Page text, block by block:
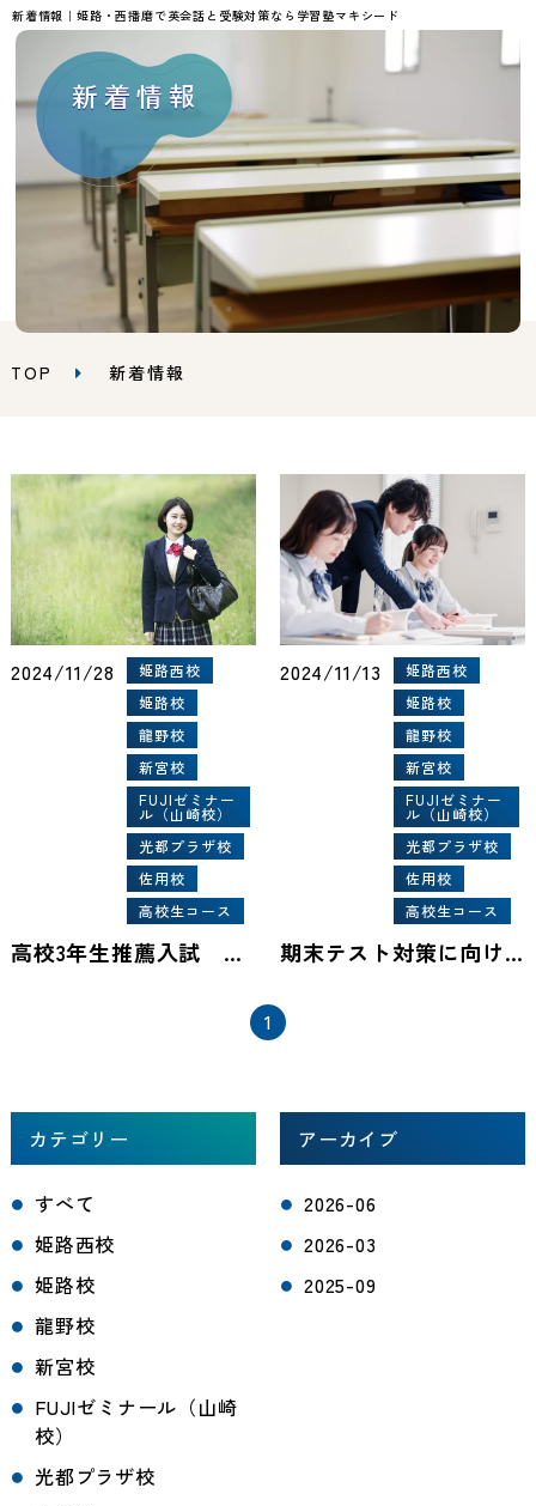
新着情報｜姫路・西播磨で英会話と受験対策なら学習塾マキシード
新着情報
TOP 新着情報
2024/11/28
姫路西校
姫路校
龍野校
新宮校
FUJIゼミナー
ル（山崎校）
光都プラザ校
佐用校
高校生コース
高校3年生推薦入試 嬉しい合格の吉報が届き始めました。
2024/11/13
姫路西校
姫路校
龍野校
新宮校
FUJIゼミナー
ル（山崎校）
光都プラザ校
佐用校
高校生コース
期末テスト対策に向けて頑張りましょう
1
カテゴリー
すべて
姫路西校
姫路校
龍野校
新宮校
FUJIゼミナール（山崎
校）
光都プラザ校
アーカイブ
2026-06
2026-03
2025-09